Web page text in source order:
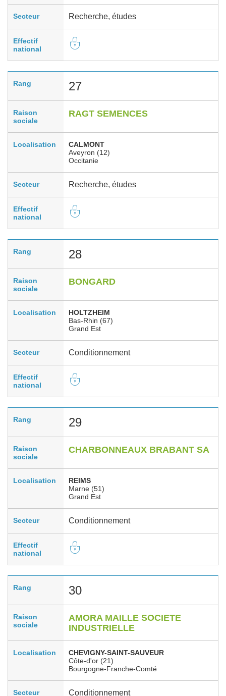
Secteur Recherche, études
Effectif
national
Rang 27
Raison
sociale
RAGT SEMENCES
Localisation
CALMONT
Aveyron (12)
Occitanie
Secteur Recherche, études
Effectif
national
Rang 28
Raison
sociale
BONGARD
Localisation
HOLTZHEIM
Bas-Rhin (67)
Grand Est
Secteur Conditionnement
Effectif
national
Rang 29
Raison
sociale
CHARBONNEAUX BRABANT SA
Localisation
REIMS
Marne (51)
Grand Est
Secteur Conditionnement
Effectif
national
Rang 30
Raison
sociale
AMORA MAILLE SOCIETE
INDUSTRIELLE
Localisation
CHEVIGNY-SAINT-SAUVEUR
Côte-d'or (21)
Bourgogne-Franche-Comté
Secteur Conditionnement